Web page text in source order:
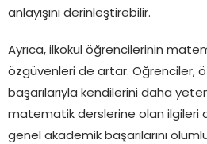
anlayışını derinleştirebilir.
Ayrıca, ilkokul öğrencilerinin
özgüvenleri de artar. Öğrenciler,
başarılarıyla kendilerini daha
matematik derslerine olan ilgileri
genel akademik başarılarını